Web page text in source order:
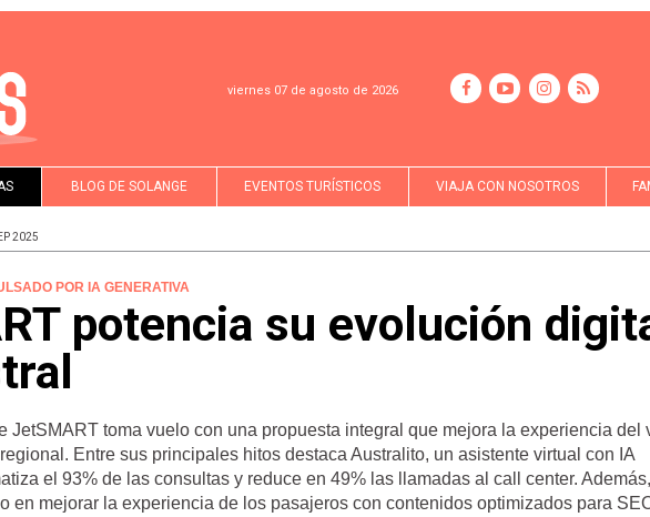
viernes 07 de agosto de 2026
BLOG DE SOLANGE EVENTOS TURÍSTICOS VIAJA CON NOSOTROS
2025
POR IA GENERATIVA
potencia su evolución
JetSMART toma vuelo con una propuesta integral que mejora la experiencia del
Entre sus principales hitos destaca Australito, un asistente virtual con IA
el 93% de las consultas y reduce en 49% las llamadas al call center.
en mejorar la experiencia de los pasajeros con contenidos optimizados para